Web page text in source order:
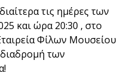
τις ημέρες των
και ώρα 20:30 , στο
Φίλων Μουσείου
των